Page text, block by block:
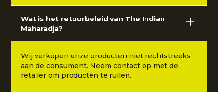
Wat is het retourbeleid van The Indian
Maharadja?
Wij verkopen onze producten niet rechtstreeks
aan de consument. Neem contact op met de
retailer om producten te ruilen.